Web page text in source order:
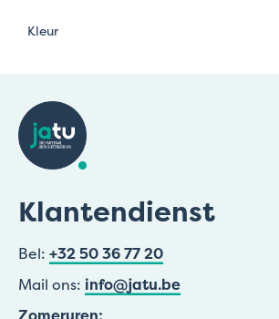
Kleur
Klantendienst
Bel: +32 50 36 77 20
Mail ons: info@jatu.be